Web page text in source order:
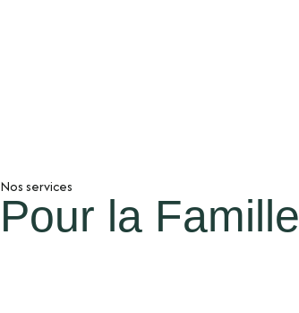
Nos services
Pour la Famille